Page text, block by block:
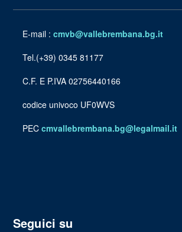
E-mail : cmvb@vallebrembana.bg.it
Tel.(+39) 0345 81177
C.F. E P.IVA 02756440166
codice univoco UF0WVS
PEC cmvallebrembana.bg@legalmail.it
Seguici su